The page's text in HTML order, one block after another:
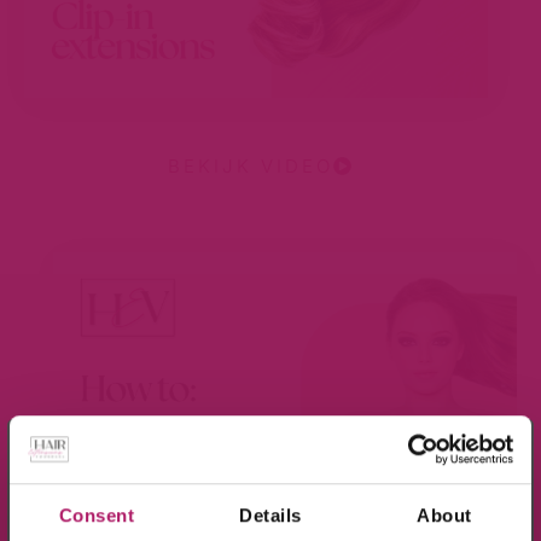
Meld je aan voor de nieuwsbrief en ontvang ×
Consent Details About